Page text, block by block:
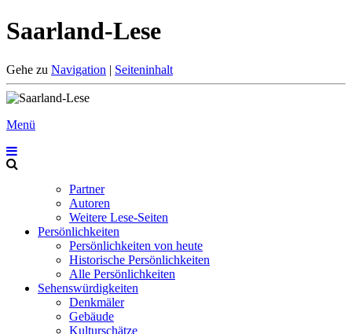
Saarland-Lese
Gehe zu Navigation | Seiteninhalt
Menü
Partner
Autoren
Weitere Lese-Seiten
Persönlichkeiten
Persönlichkeiten von heute
Historische Persönlichkeiten
Alle Persönlichkeiten
Sehenswürdigkeiten
Denkmäler
Gebäude
Kulturschätze